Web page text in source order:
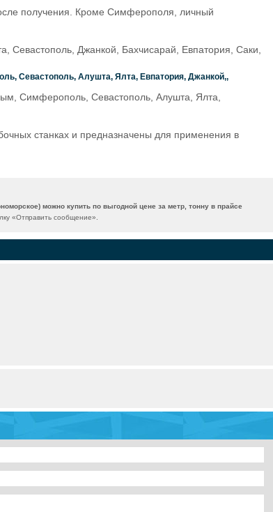
получения. Кроме Симферополя, личный
Севастополь, Джанкой, Бахчисарай, Евпатория, Саки,
Севастополь, Алушта, Ялта, Евпатория, Джанкой,,
Симферополь, Севастополь, Алушта, Ялта,
станках и предназначены для применения в
можно купить по выгодной цене за метр, тонну в прайсе
«Отправить сообщение».